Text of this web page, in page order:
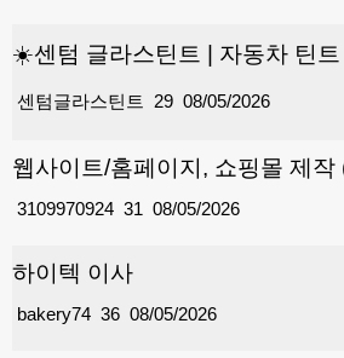
☀️센텀 글라스틴트 | 자동차 틴
29
센텀글라스틴트 08/05/2026
웹사이트/홈페이지, 쇼핑몰 제
31
3109970924 08/05/2026
하이텍 이사
36
bakery74 08/05/2026